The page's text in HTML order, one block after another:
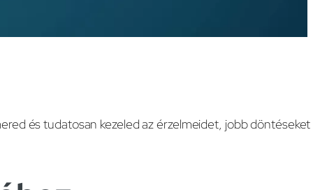
és tudatosan kezeled az érzelmeidet, jobb döntéseket